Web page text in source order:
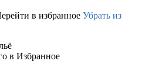
в избранное Убрать из
в Избранное